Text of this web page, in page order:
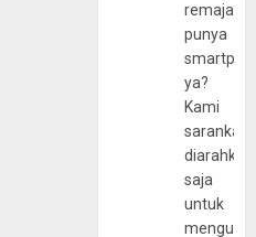
remaja
punya
ya?
Kami
sarankan,
diarahkan
saja
untuk